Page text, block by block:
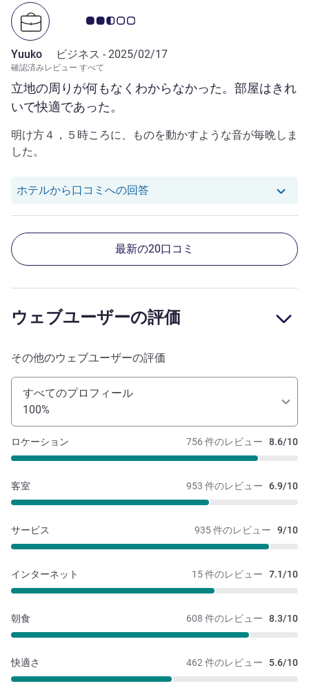
立地の周りが何もなくわからなかった。部屋はきれ
いで快適であった。
お客さまの声 2.5/5
Yuuko ビジネス - 2025/02/17
確認済みレビュー すべて
明け方４，５時ころに、ものを動かすような音が毎晩しま
した。
ホテルから口コミへの回答Yuuko さんのレビューへのホテ
最新の20口コミ
ウェブユーザーの評価
その他のウェブユーザーの評価
すべてのプロフィール
100%
756 件のレビュー 8.6/10
ロケーション
953 件のレビュー 6.9/10
客室
935 件のレビュー 9/10
サービス
15 件のレビュー 7.1/10
インターネット
608 件のレビュー 8.3/10
朝食
462 件のレビュー 5.6/10
快適さ